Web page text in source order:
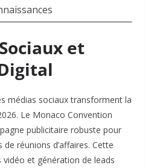
et
médias sociaux transforment la
Le Monaco Convention
publicitaire robuste pour
réunions d’affaires. Cette
et génération de leads